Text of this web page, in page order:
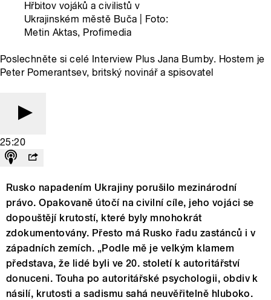
Hřbitov vojáků a civilistů v
Ukrajinském městě Buča | Foto:
Metin Aktas, Profimedia
Poslechněte si celé Interview Plus Jana Bumby. Hostem je
Peter Pomerantsev, britský novinář a spisovatel
25:20
Rusko napadením Ukrajiny porušilo mezinárodní
právo. Opakovaně útočí na civilní cíle, jeho vojáci se
dopouštějí krutostí, které byly mnohokrát
zdokumentovány. Přesto má Rusko řadu zastánců i v
západních zemích. „Podle mě je velkým klamem
představa, že lidé byli ve 20. století k autoritářství
donuceni. Touha po autoritářské psychologii, obdiv k
násilí, krutosti a sadismu sahá neuvěřitelně hluboko.